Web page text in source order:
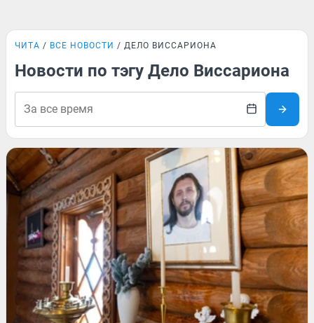
ЧИТА ВСЕ НОВОСТИ ДЕЛО ВИССАРИОНА
Новости по тэгу Дело Виссариона